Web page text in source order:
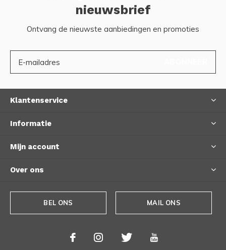
nieuwsbrief
Ontvang de nieuwste aanbiedingen en promoties
Klantenservice
Informatie
Mijn account
Over ons
BEL ONS MAIL ONS